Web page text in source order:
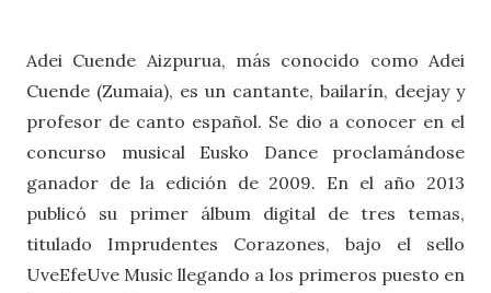
Adei Cuende Aizpurua, más conocido como Adei
Cuende (Zumaia), es un cantante, bailarín, deejay y
profesor de canto español. Se dio a conocer en el
concurso musical Eusko Dance proclamándose
ganador de la edición de 2009. En el año 2013
publicó su primer álbum digital de tres temas,
titulado Imprudentes Corazones, bajo el sello
UveEfeUve Music llegando a los primeros puesto en